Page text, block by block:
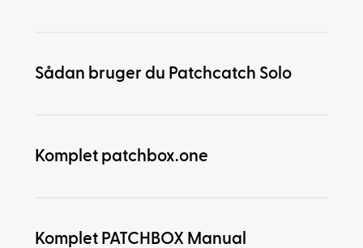
Sådan bruger du Patchcatch Solo
Komplet patchbox.one
Komplet PATCHBOX Manual